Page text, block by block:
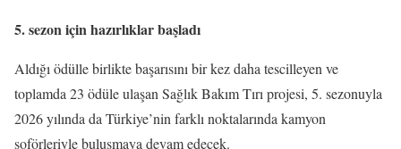
5. sezon için hazırlıklar başladı
Aldığı ödülle birlikte başarısını bir kez daha tescilleyen ve
toplamda 23 ödüle ulaşan Sağlık Bakım Tırı projesi, 5. sezonuyla
2026 yılında da Türkiye’nin farklı noktalarında kamyon
şoförleriyle buluşmaya devam edecek.